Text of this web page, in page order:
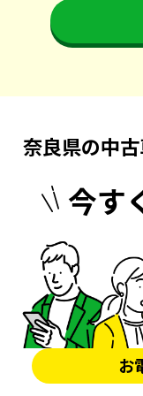
奈良県の中
今す
お